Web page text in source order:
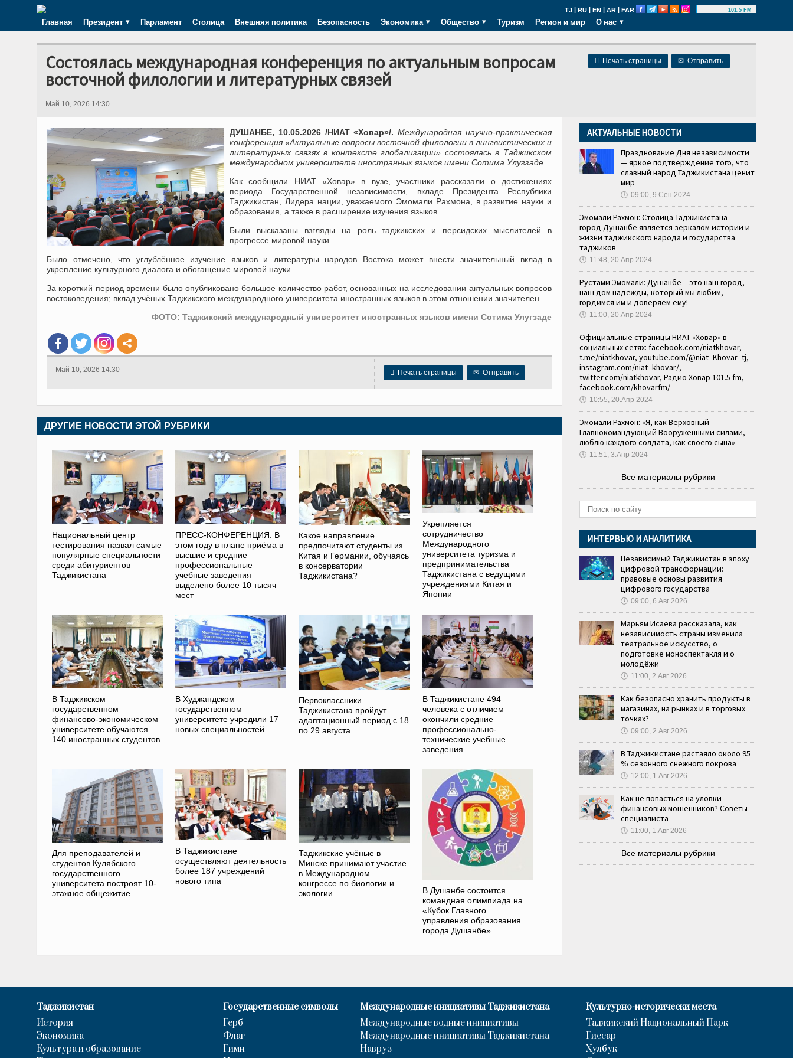
TJ | RU | EN | AR | FAR 101.5 FM
Главная Президент Парламент Столица Внешняя политика Безопасность Экономика Общество Туризм Регион и мир О нас
 Печать страницы ✉ Отправить
Состоялась международная конференция по актуальным вопросам
восточной филологии и литературных связей
Май 10, 2026 14:30
ДУШАНБЕ, 10.05.2026 /НИАТ «Ховар»/. Международная научно-практическая
конференция «Актуальные вопросы восточной филологии в лингвистических и
литературных связях в контексте глобализации» состоялась в Таджикском
международном университете иностранных языков имени Сотима Улугзаде.
Как сообщили НИАТ «Ховар» в вузе, участники рассказали о достижениях
периода Государственной независимости, вкладе Президента Республики
Таджикистан, Лидера нации, уважаемого Эмомали Рахмона, в развитие науки и
образования, а также в расширение изучения языков.
Были высказаны взгляды на роль таджикских и персидских мыслителей в
прогрессе мировой науки.
Было отмечено, что углублённое изучение языков и литературы народов Востока может внести значительный вклад в
укрепление культурного диалога и обогащение мировой науки.
За короткий период времени было опубликовано большое количество работ, основанных на исследовании актуальных вопросов
востоковедения; вклад учёных Таджикского международного университета иностранных языков в этом отношении значителен.
ФОТО: Таджикский международный университет иностранных языков имени Сотима Улугзаде
 Печать страницы ✉ Отправить
Май 10, 2026 14:30
ДРУГИЕ НОВОСТИ ЭТОЙ РУБРИКИ
Национальный центр
тестирования назвал самые
популярные специальности
среди абитуриентов
Таджикистана
ПРЕСС-КОНФЕРЕНЦИЯ. В
этом году в плане приёма в
высшие и средние
профессиональные
учебные заведения
выделено более 10 тысяч
мест
Какое направление
предпочитают студенты из
Китая и Германии, обучаясь
в консерватории
Таджикистана?
Укрепляется
сотрудничество
Международного
университета туризма и
предпринимательства
Таджикистана с ведущими
учреждениями Китая и
Японии
В Таджикском
государственном
финансово-экономическом
университете обучаются
140 иностранных студентов
В Худжандском
государственном
университете учредили 17
новых специальностей
Первоклассники
Таджикистана пройдут
адаптационный период с 18
по 29 августа
В Таджикистане 494
человека с отличием
окончили средние
профессионально-
технические учебные
заведения
Для преподавателей и
студентов Кулябского
государственного
университета построят 10-
этажное общежитие
В Таджикистане
осуществляют деятельность
более 187 учреждений
нового типа
Таджикские учёные в
Минске принимают участие
в Международном
конгрессе по биологии и
экологии
В Душанбе состоится
командная олимпиада на
«Кубок Главного
управления образования
города Душанбе»
АКТУАЛЬНЫЕ НОВОСТИ
Празднование Дня независимости
— яркое подтверждение того, что
славный народ Таджикистана ценит
мир
🕔 09:00, 9.Сен 2024
Эмомали Рахмон: Столица Таджикистана —
город Душанбе является зеркалом истории и
жизни таджикского народа и государства
таджиков
🕔 11:48, 20.Апр 2024
Рустами Эмомали: Душанбе – это наш город,
наш дом надежды, который мы любим,
гордимся им и доверяем ему!
🕔 11:00, 20.Апр 2024
Официальные страницы НИАТ «Ховар» в
социальных сетях: facebook.com/niatkhovar,
t.me/niatkhovar, youtube.com/@niat_Khovar_tj,
instagram.com/niat_khovar/,
twitter.com/niatkhovar, Радио Ховар 101.5 fm,
facebook.com/khovarfm/
🕔 10:55, 20.Апр 2024
Эмомали Рахмон: «Я, как Верховный
Главнокомандующий Вооружёнными силами,
люблю каждого солдата, как своего сына»
🕔 11:51, 3.Апр 2024
Все материалы рубрики
ИНТЕРВЬЮ И АНАЛИТИКА
Независимый Таджикистан в эпоху
цифровой трансформации:
правовые основы развития
цифрового государства
🕔 09:00, 6.Авг 2026
Марьям Исаева рассказала, как
независимость страны изменила
театральное искусство, о
подготовке моноспектакля и о
молодёжи
🕔 11:00, 2.Авг 2026
Как безопасно хранить продукты в
магазинах, на рынках и в торговых
точках?
🕔 09:00, 2.Авг 2026
В Таджикистане растаяло около 95
% сезонного снежного покрова
🕔 12:00, 1.Авг 2026
Как не попасться на уловки
финансовых мошенников? Советы
специалиста
🕔 11:00, 1.Авг 2026
Все материалы рубрики
Таджикистан
История
Экономика
Культура и образование
Государственные символы
Герб
Флаг
Гимн
Международные инициативы Таджикистана
Международные водные инициативы
Международные инициативы Таджикистана
Навруз
Культурно-исторически места
Таджикский Национальный Парк
Гиссар
Хулбук